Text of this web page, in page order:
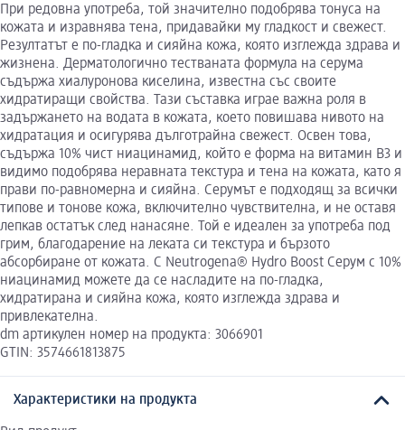
При редовна употреба, той значително подобрява тонуса на
кожата и изравнява тена, придавайки му гладкост и свежест.
Резултатът е по-гладка и сияйна кожа, която изглежда здрава и
жизнена. Дерматологично тестваната формула на серума
съдържа хиалуронова киселина, известна със своите
хидратиращи свойства. Тази съставка играе важна роля в
задържането на водата в кожата, което повишава нивото на
хидратация и осигурява дълготрайна свежест. Освен това,
съдържа 10% чист ниацинамид, който е форма на витамин B3 и
видимо подобрява неравната текстура и тена на кожата, като я
прави по-равномерна и сияйна. Серумът е подходящ за всички
типове и тонове кожа, включително чувствителна, и не оставя
лепкав остатък след нанасяне. Той е идеален за употреба под
грим, благодарение на леката си текстура и бързото
абсорбиране от кожата. С Neutrogena® Hydro Boost Серум с 10%
ниацинамид можете да се насладите на по-гладка,
хидратирана и сияйна кожа, която изглежда здрава и
привлекателна.
dm артикулен номер на продукта: 3066901
GTIN: 3574661813875
Характеристики на продукта